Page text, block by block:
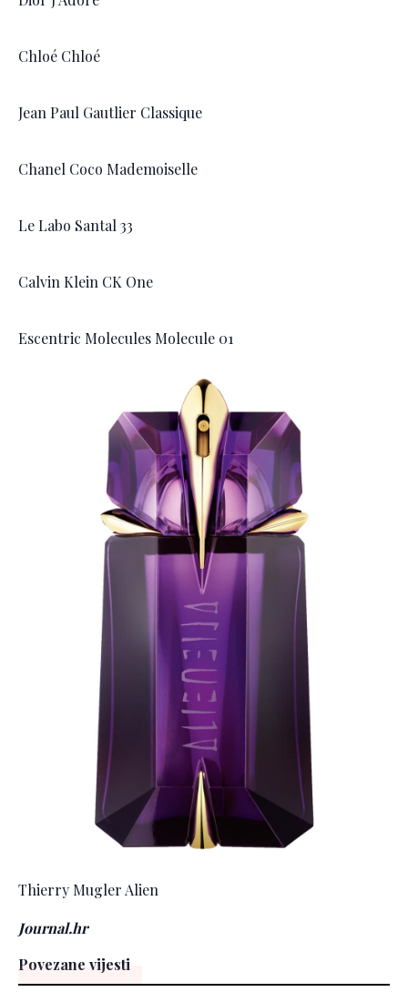
Chloé Chloé
Jean Paul Gautlier Classique
Chanel Coco Mademoiselle
Le Labo Santal 33
Calvin Klein CK One
Escentric Molecules Molecule 01
Thierry Mugler Alien
Journal.hr
Povezane vijesti